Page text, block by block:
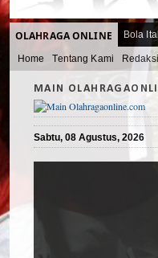
OLAHRAGA ONLINE Bola
Home Tentang Kami Redaksi
MAIN
Sabtu, 08 Agustus, 2026